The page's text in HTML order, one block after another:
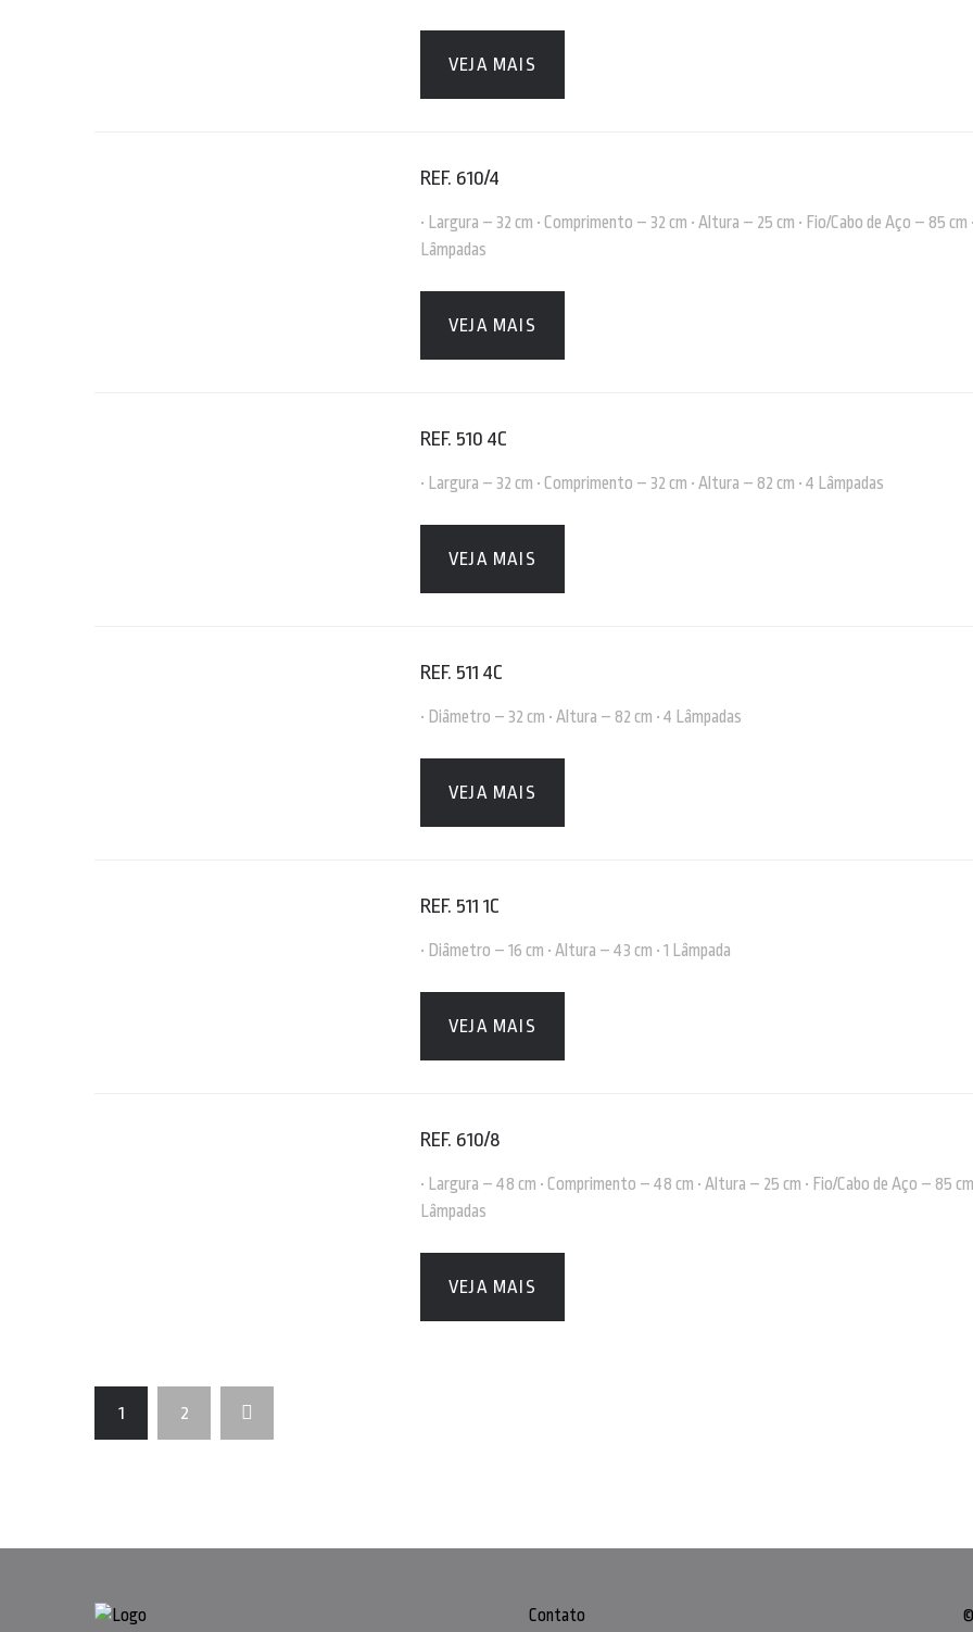
VEJA MAIS
REF. 610/4
• Largura – 32 cm • Comprimento – 32 cm • Altura – 25 cm • Fio/Cabo de Aço – 85 cm
Lâmpadas
VEJA MAIS
REF. 510 4C
• Largura – 32 cm • Comprimento – 32 cm • Altura – 82 cm • 4 Lâmpadas
VEJA MAIS
REF. 511 4C
• Diâmetro – 32 cm • Altura – 82 cm • 4 Lâmpadas
VEJA MAIS
REF. 511 1C
• Diâmetro – 16 cm • Altura – 43 cm • 1 Lâmpada
VEJA MAIS
REF. 610/8
• Largura – 48 cm • Comprimento – 48 cm • Altura – 25 cm • Fio/Cabo de Aço – 85
Lâmpadas
VEJA MAIS
1 2
Contato